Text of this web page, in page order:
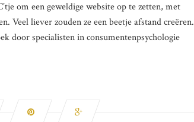
om een geweldige website op te zetten, met
Veel liever zouden ze een beetje afstand creëren.
door specialisten in consumentenpsychologie